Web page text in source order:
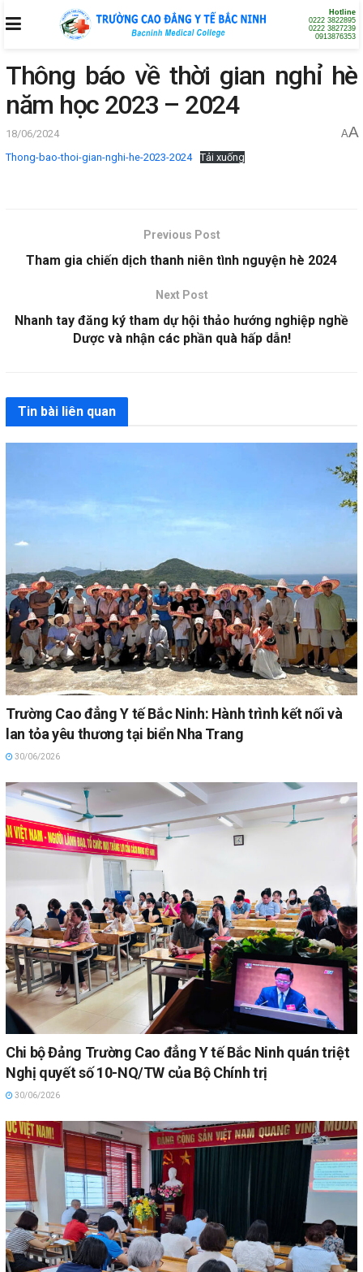
Hotline
0222 3822895
0222 3827239
0913876353
Thông báo về thời gian nghỉ hè
năm học 2023 – 2024
18/06/2024 AA
Thong-bao-thoi-gian-nghi-he-2023-2024 Tải xuống
Previous Post
Tham gia chiến dịch thanh niên tình nguyện hè 2024
Next Post
Nhanh tay đăng ký tham dự hội thảo hướng nghiệp nghề
Dược và nhận các phần quà hấp dẫn!
Tin bài liên quan
Trường Cao đẳng Y tế Bắc Ninh: Hành trình kết nối và
lan tỏa yêu thương tại biển Nha Trang
30/06/2026
Chi bộ Đảng Trường Cao đẳng Y tế Bắc Ninh quán triệt
Nghị quyết số 10-NQ/TW của Bộ Chính trị
30/06/2026